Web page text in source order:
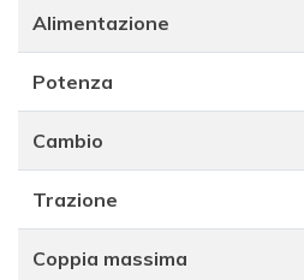
Alimentazione
Potenza
Cambio
Trazione
Coppia massima